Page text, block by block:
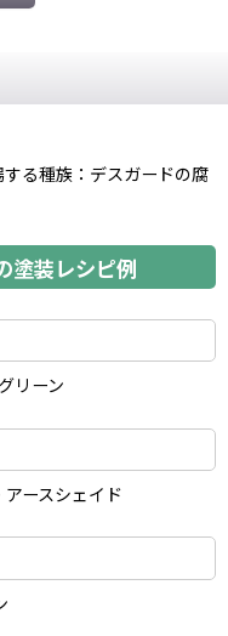
る種族：デスガードの腐
塗装レシピ例
リーン
ースシェイド